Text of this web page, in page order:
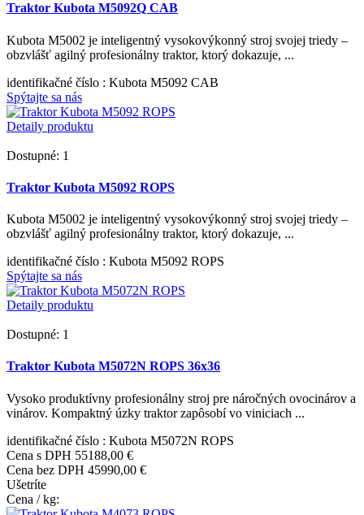
Traktor Kubota M5092Q CAB
Kubota M5002 je inteligentný vysokovýkonný stroj svojej triedy –
obzvlášť agilný profesionálny traktor, ktorý dokazuje, ...
identifikačné číslo : Kubota M5092 CAB
Spýtajte sa nás
Detaily produktu
Dostupné: 1
Traktor Kubota M5092 ROPS
Kubota M5002 je inteligentný vysokovýkonný stroj svojej triedy –
obzvlášť agilný profesionálny traktor, ktorý dokazuje, ...
identifikačné číslo : Kubota M5092 ROPS
Spýtajte sa nás
Detaily produktu
Dostupné: 1
Traktor Kubota M5072N ROPS 36x36
Vysoko produktívny profesionálny stroj pre náročných ovocinárov a
vinárov. Kompaktný úzky traktor zapôsobí vo viniciach ...
identifikačné číslo : Kubota M5072N ROPS
Cena s DPH 55188,00 €
Cena bez DPH 45990,00 €
Ušetríte
Cena / kg: